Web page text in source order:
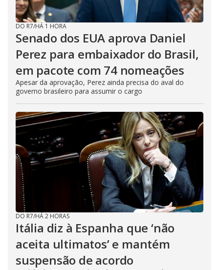
DO R7/HÁ 1 HORA
Senado dos EUA aprova Daniel
Perez para embaixador do Brasil,
em pacote com 74 nomeações
Apesar da aprovação, Perez ainda precisa do aval do
governo brasileiro para assumir o cargo
DO R7/HÁ 2 HORAS
Itália diz à Espanha que ‘não
aceita ultimatos’ e mantém
suspensão de acordo